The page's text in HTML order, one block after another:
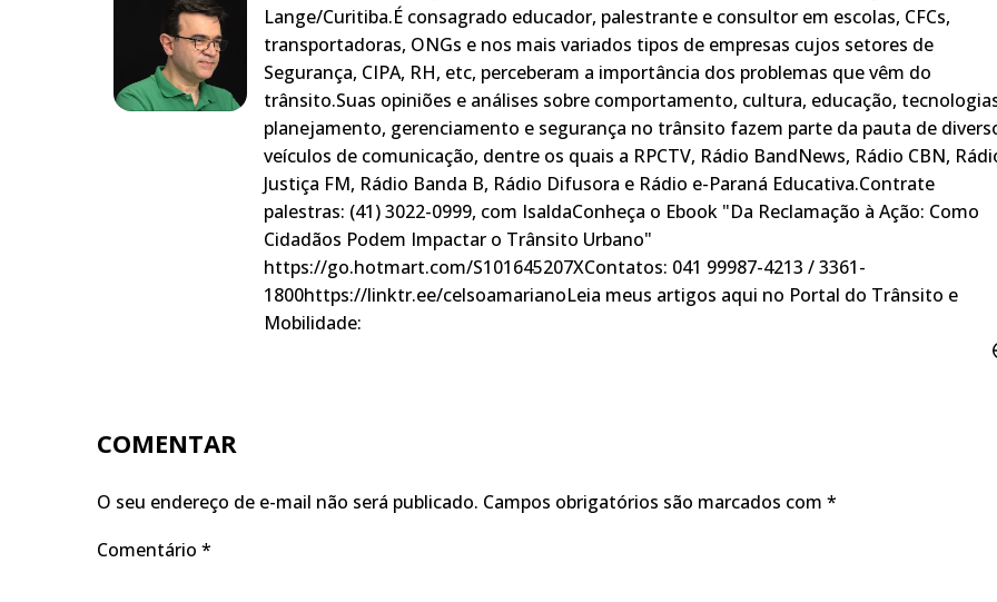
Lange/Curitiba.É consagrado educador, palestrante e consultor em escolas, CFCs,
transportadoras, ONGs e nos mais variados tipos de empresas cujos setores de
Segurança, CIPA, RH, etc, perceberam a importância dos problemas que vêm do
trânsito.Suas opiniões e análises sobre comportamento, cultura, educação,
planejamento, gerenciamento e segurança no trânsito fazem parte da pauta de
veículos de comunicação, dentre os quais a RPCTV, Rádio BandNews, Rádio CBN,
Justiça FM, Rádio Banda B, Rádio Difusora e Rádio e-Paraná Educativa.Contrate
palestras: (41) 3022-0999, com IsaldaConheça o Ebook "Da Reclamação à Ação: Como
Cidadãos Podem Impactar o Trânsito Urbano"
https://go.hotmart.com/S101645207XContatos: 041 99987-4213 / 3361-
1800https://linktr.ee/celsoamarianoLeia meus artigos aqui no Portal do Trânsito e
Mobilidade:
COMENTAR
O seu endereço de e-mail não será publicado. Campos obrigatórios são marcados com *
Comentário *